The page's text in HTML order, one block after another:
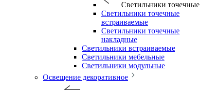
Светильники точечные
Светильники точечные
встраиваемые
Светильники точечные
накладные
Светильники встраиваемые
Светильники мебельные
Светильники модульные
Освещение декоративное